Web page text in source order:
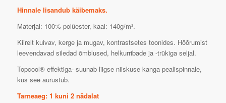
Hinnale lisandub käibemaks.
Materjal: 100% polüester, kaal: 140g/m².
Kiirelt kuivav, kerge ja mugav, kontrastsetes toonides. Hõõrumist
leevendavad siledad õmblused, helkurribade ja -trükiga seljal.
Topcool® effektiga- suunab liigse niiskuse kanga pealispinnale,
kus see aurustub.
Tarneaeg: 1 kuni 2 nädalat